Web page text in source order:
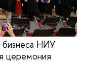
бизнеса НИУ
церемония